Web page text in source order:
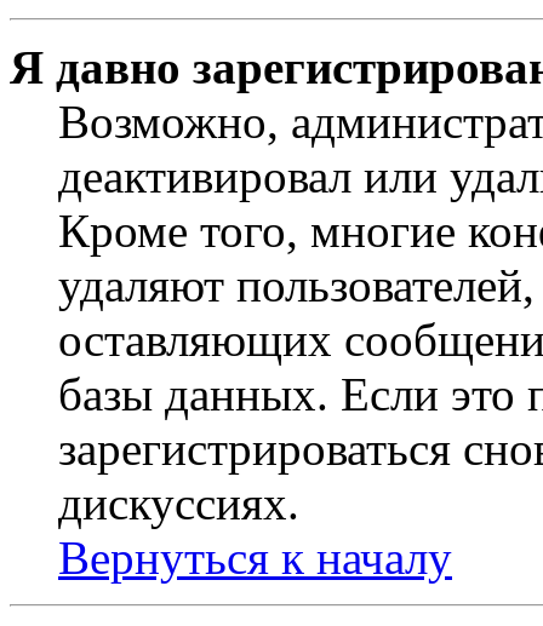
Я давно
Возможно,
деактивировал или
Кроме того, многие
удаляют
оставляющих
базы данных. Если это
зарегистрироваться
дискуссиях.
Вернуться к началу